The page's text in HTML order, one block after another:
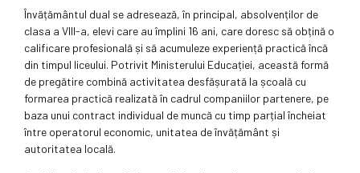
Învățământul dual se adresează, în principal, absolvenților de
clasa a VIII-a, elevi care au împlini 16 ani, care doresc să obțină o
calificare profesională și să acumuleze experiență practică încă
din timpul liceului. Potrivit Ministerului Educației, această formă
de pregătire combină activitatea desfășurată la școală cu
formarea practică realizată în cadrul companiilor partenere, pe
baza unui contract individual de muncă cu timp parțial încheiat
între operatorul economic, unitatea de învățământ și
autoritatea locală.